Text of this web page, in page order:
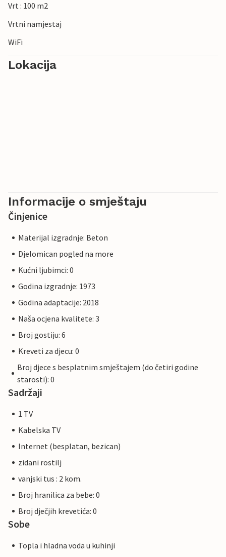
Vrt : 100 m2
Vrtni namjestaj
WiFi
Lokacija
Informacije o smještaju
Činjenice
Materijal izgradnje: Beton
Djelomican pogled na more
Kućni ljubimci: 0
Godina izgradnje: 1973
Godina adaptacije: 2018
Naša ocjena kvalitete: 3
Broj gostiju: 6
Kreveti za djecu: 0
Broj djece s besplatnim smještajem (do četiri godine
starosti): 0
Sadržaji
1 TV
Kabelska TV
Internet (besplatan, bezican)
zidani rostilj
vanjski tus : 2 kom.
Broj hranilica za bebe: 0
Broj dječjih krevetića: 0
Sobe
Topla i hladna voda u kuhinji